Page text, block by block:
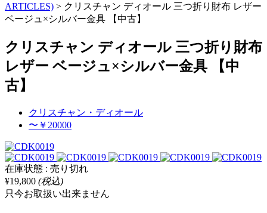
ARTICLES) > クリスチャン ディオール 三つ折り財布 レザー
ベージュ×シルバー金具 【中古】
クリスチャン ディオール 三つ折り財布
レザー ベージュ×シルバー金具 【中
古】
クリスチャン・ディオール
〜￥20000
在庫状態 : 売り切れ
¥19,800 (税込)
只今お取扱い出来ません